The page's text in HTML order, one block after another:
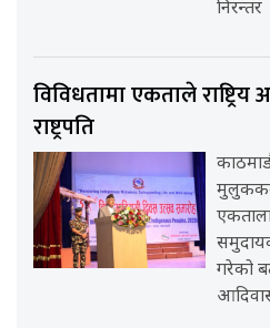
निरन्तर
विविधतामा एकताले
राष्ट्रपति
गरेको